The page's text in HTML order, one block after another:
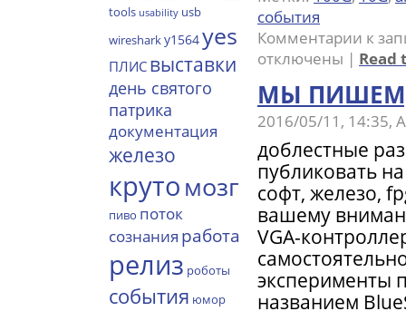
события
Комментарии к
отключены | Read
МЫ
2016/05/11, 14:35,
доблестные
публиковать
софт, железо,
вашему
VGA-
эксперименты
названием
tools usability usb
wiresharky1564yes
ПЛИС выставки
день святого
патрика
документация
железо
крутомозг
пиво поток
сознания работа
релиз роботы
события юмор